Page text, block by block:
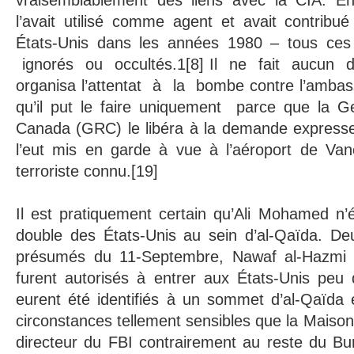
l’avait utilisé comme agent et avait
États-Unis dans les années 1980 – tous
ignorés ou occultés.1[8] Il ne fait aucun
organisa l’attentat à la bombe contre
qu’il put le faire uniquement parce que la
Canada (GRC) le libéra à la demande
l’eut mis en garde à vue à l’aéroport de
terroriste connu.[19]
Il est pratiquement certain qu’Ali Mohamed
double des États-Unis au sein d’al-Qaïda.
présumés du 11-Septembre, Nawaf al-
furent autorisés à entrer aux États-Unis peu
eurent été identifiés à un sommet d’al-Qaïda
circonstances tellement sensibles que la
directeur du FBI contrairement au reste du